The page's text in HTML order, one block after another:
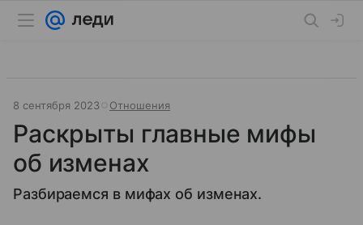
8 сентября 2023 Отношения
Раскрыты главные мифы
об изменах
Разбираемся в мифах об изменах.